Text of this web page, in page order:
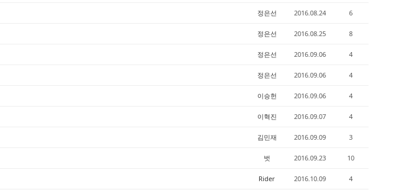
정은선 2016.08.24 6
정은선 2016.08.25 8
정은선 2016.09.06 4
정은선 2016.09.06 4
이승헌 2016.09.06 4
이혁진 2016.09.07 4
김민재 2016.09.09 3
벗 2016.09.23 10
Rider 2016.10.09 4